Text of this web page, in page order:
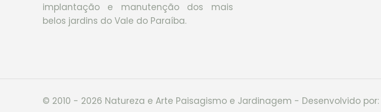
implantação e manutenção dos mais
belos jardins do Vale do Paraíba.
© 2010 - 2026 Natureza e Arte Paisagismo e Jardinagem - Desenvolvido por: